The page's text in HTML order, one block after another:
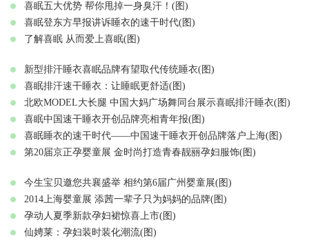
喜眠五大优势 帮你甩掉一身臭汗！(图)
喜眠登东方早报讲诉睡衣的速干时代(图)
了解喜眠 从而爱上喜眠(图)
新型排汗睡衣喜眠品牌有望取代传统睡衣(图)
喜眠排汗速干睡衣：让睡眠更舒适(图)
北欧MODEL大长腿 中国大妈广场舞同台展示喜眠排汗睡衣(图)
喜眠中国速干睡衣开创品牌亮相青年报(图)
喜眠睡衣的速干时代——中国速干睡衣开创品牌落户上海(图)
第20届京正孕婴童展 金时尚打造青春靓丽孕妇服饰(图)
今生宝贝邀您共襄盛举 相约第6届广州婴童展(图)
2014上海婴童展 添茜一辈子只为妈妈的品牌(图)
孕动人夏季新款孕妇裙惊喜上市(图)
仙娉莱：孕妇装时装化潮流(图)